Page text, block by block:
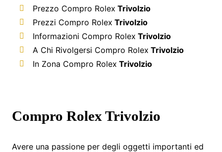
Prezzo Compro Rolex Trivolzio
Prezzi Compro Rolex Trivolzio
Informazioni Compro Rolex Trivolzio
A Chi Rivolgersi Compro Rolex Trivolzio
In Zona Compro Rolex Trivolzio
Compro Rolex Trivolzio
Avere una passione per degli oggetti importanti ed